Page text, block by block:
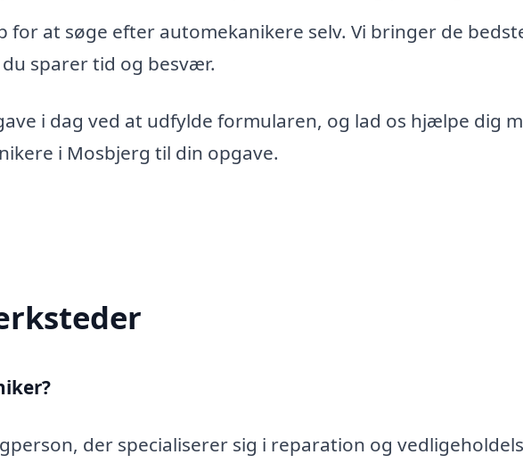
for at søge efter automekanikere selv. Vi bringer de
sparer tid og besvær.
i dag ved at udfylde formularen, og lad os hjælpe dig
i Mosbjerg til din opgave.
der specialiserer sig i reparation og